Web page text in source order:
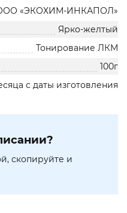
«ЭКОХИМ-ИНКАПОЛ»
Ярко-желтый
Тонирование ЛКМ
100г
с даты изготовления
скопируйте и